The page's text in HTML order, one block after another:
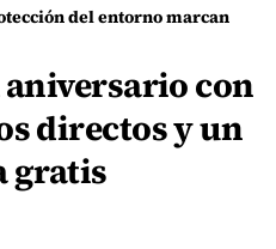
la planificación de las Fiestas de La Caleta de Famara
aniversario con
directos y un
gratis